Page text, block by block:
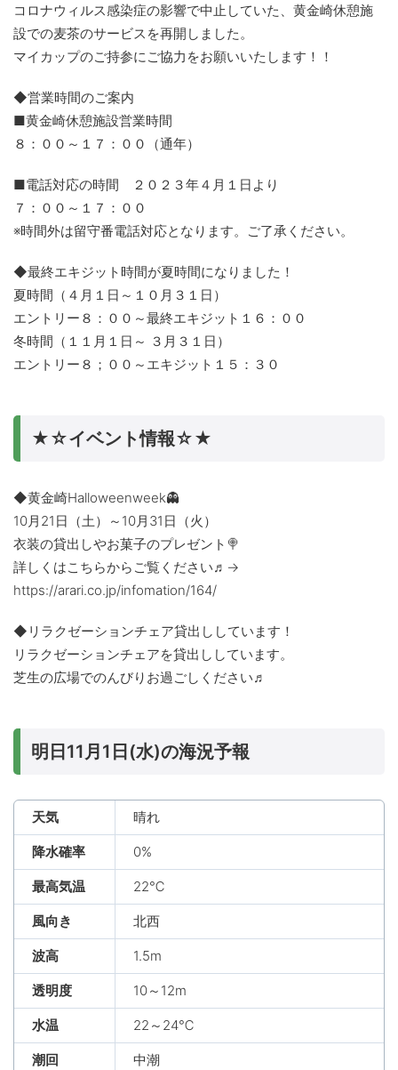
コロナウィルス感染症の影響で中止していた、黄金崎休憩施
設での麦茶のサービスを再開しました。
マイカップのご持参にご協力をお願いいたします！！
◆営業時間のご案内
■黄金崎休憩施設営業時間
８：００～１７：００（通年）
■電話対応の時間 ２０２３年４月１日より
７：００～１７：００
※時間外は留守番電話対応となります。ご了承ください。
◆最終エキジット時間が夏時間になりました！
夏時間（４月１日～１０月３１日）
エントリー８：００～最終エキジット１６：００
冬時間（１１月１日～ ３月３１日）
エントリー８；００～エキジット１５：３０
★☆イベント情報☆★
◆黄金崎Halloweenweek👻
10月21日（土）～10月31日（火）
衣装の貸出しやお菓子のプレゼント🍭
詳しくはこちらからご覧ください♬→
https://arari.co.jp/infomation/164/
◆リラクゼーションチェア貸出ししています！
リラクゼーションチェアを貸出ししています。
芝生の広場でのんびりお過ごしください♬
明日11月1日(水)の海況予報
天気 晴れ
降水確率 0%
最高気温 22℃
風向き 北西
波高 1.5m
透明度 10～12m
水温 22～24℃
潮回 中潮